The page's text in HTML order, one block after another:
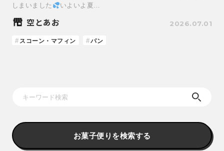
しまいました
いよいよ夏…
空とあお 2026.07.01
スコーン・マフィン パン
お菓子便りを検索する